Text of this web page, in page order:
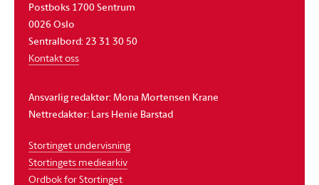
Postboks 1700 Sentrum
0026 Oslo
Sentralbord: 23 31 30 50
Kontakt oss
Ansvarlig redaktør: Mona Mortensen Krane
Nettredaktør: Lars Henie Barstad
Stortinget undervisning
Stortingets mediearkiv
Ordbok for Stortinget